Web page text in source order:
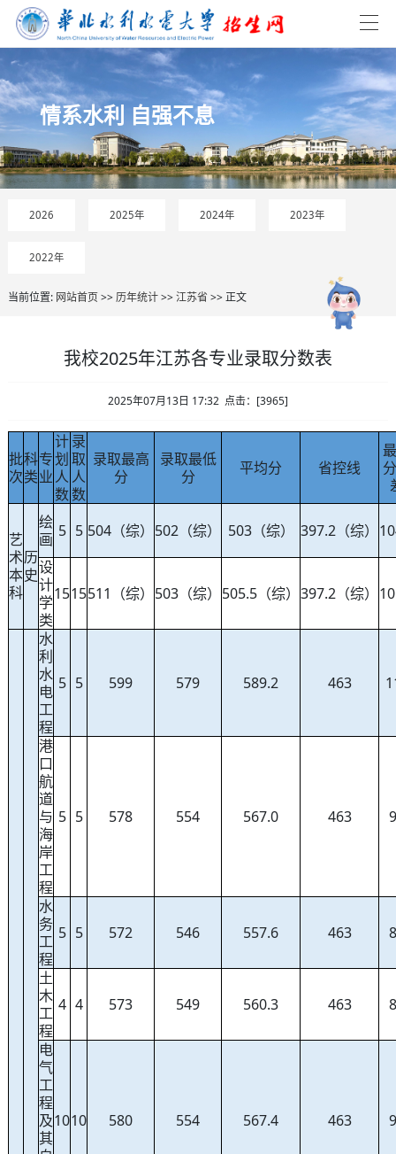
情系水利 自强不息
2026 2025年 2024年 2023年
2022年
当前位置: 网站首页>>历年统计>>江苏省 >> 正文
我校2025年江苏各专业录取分数表
2025年07月13日 17:32 点击：[3965]
批
次
科
类
专
业
计
划
人
数
录
取
人
数
录取最高
分
录取最低
分
平均分 省控线
艺
术
本
科
历
史
绘
画 5 5 504（综） 502（综） 503（综） 397.2（综）
设
计
学
类
1515511（综） 503（综） 505.5（综） 397.2（综）
水
利
水
电
工
程
5 5 599 579 589.2 463
港
口
航
道
与
海
岸
工
程
5 5 578 554 567.0 463
水
务
工
程
5 5 572 546 557.6 463
土
木
工
程
4 4 573 549 560.3 463
电
气
工
程
及
其
1010 580 554 567.4 463